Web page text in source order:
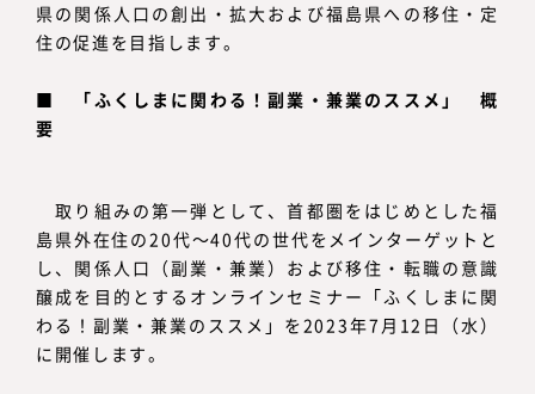
県の関係人口の創出・拡大および福島県への移住・定
住の促進を目指します。
■ 「ふくしまに関わる！副業・兼業のススメ」 概
要
取り組みの第一弾として、首都圏をはじめとした福
島県外在住の20代～40代の世代をメインターゲットと
し、関係人口（副業・兼業）および移住・転職の意識
醸成を目的とするオンラインセミナー「ふくしまに関
わる！副業・兼業のススメ」を2023年7月12日（水）
に開催します。